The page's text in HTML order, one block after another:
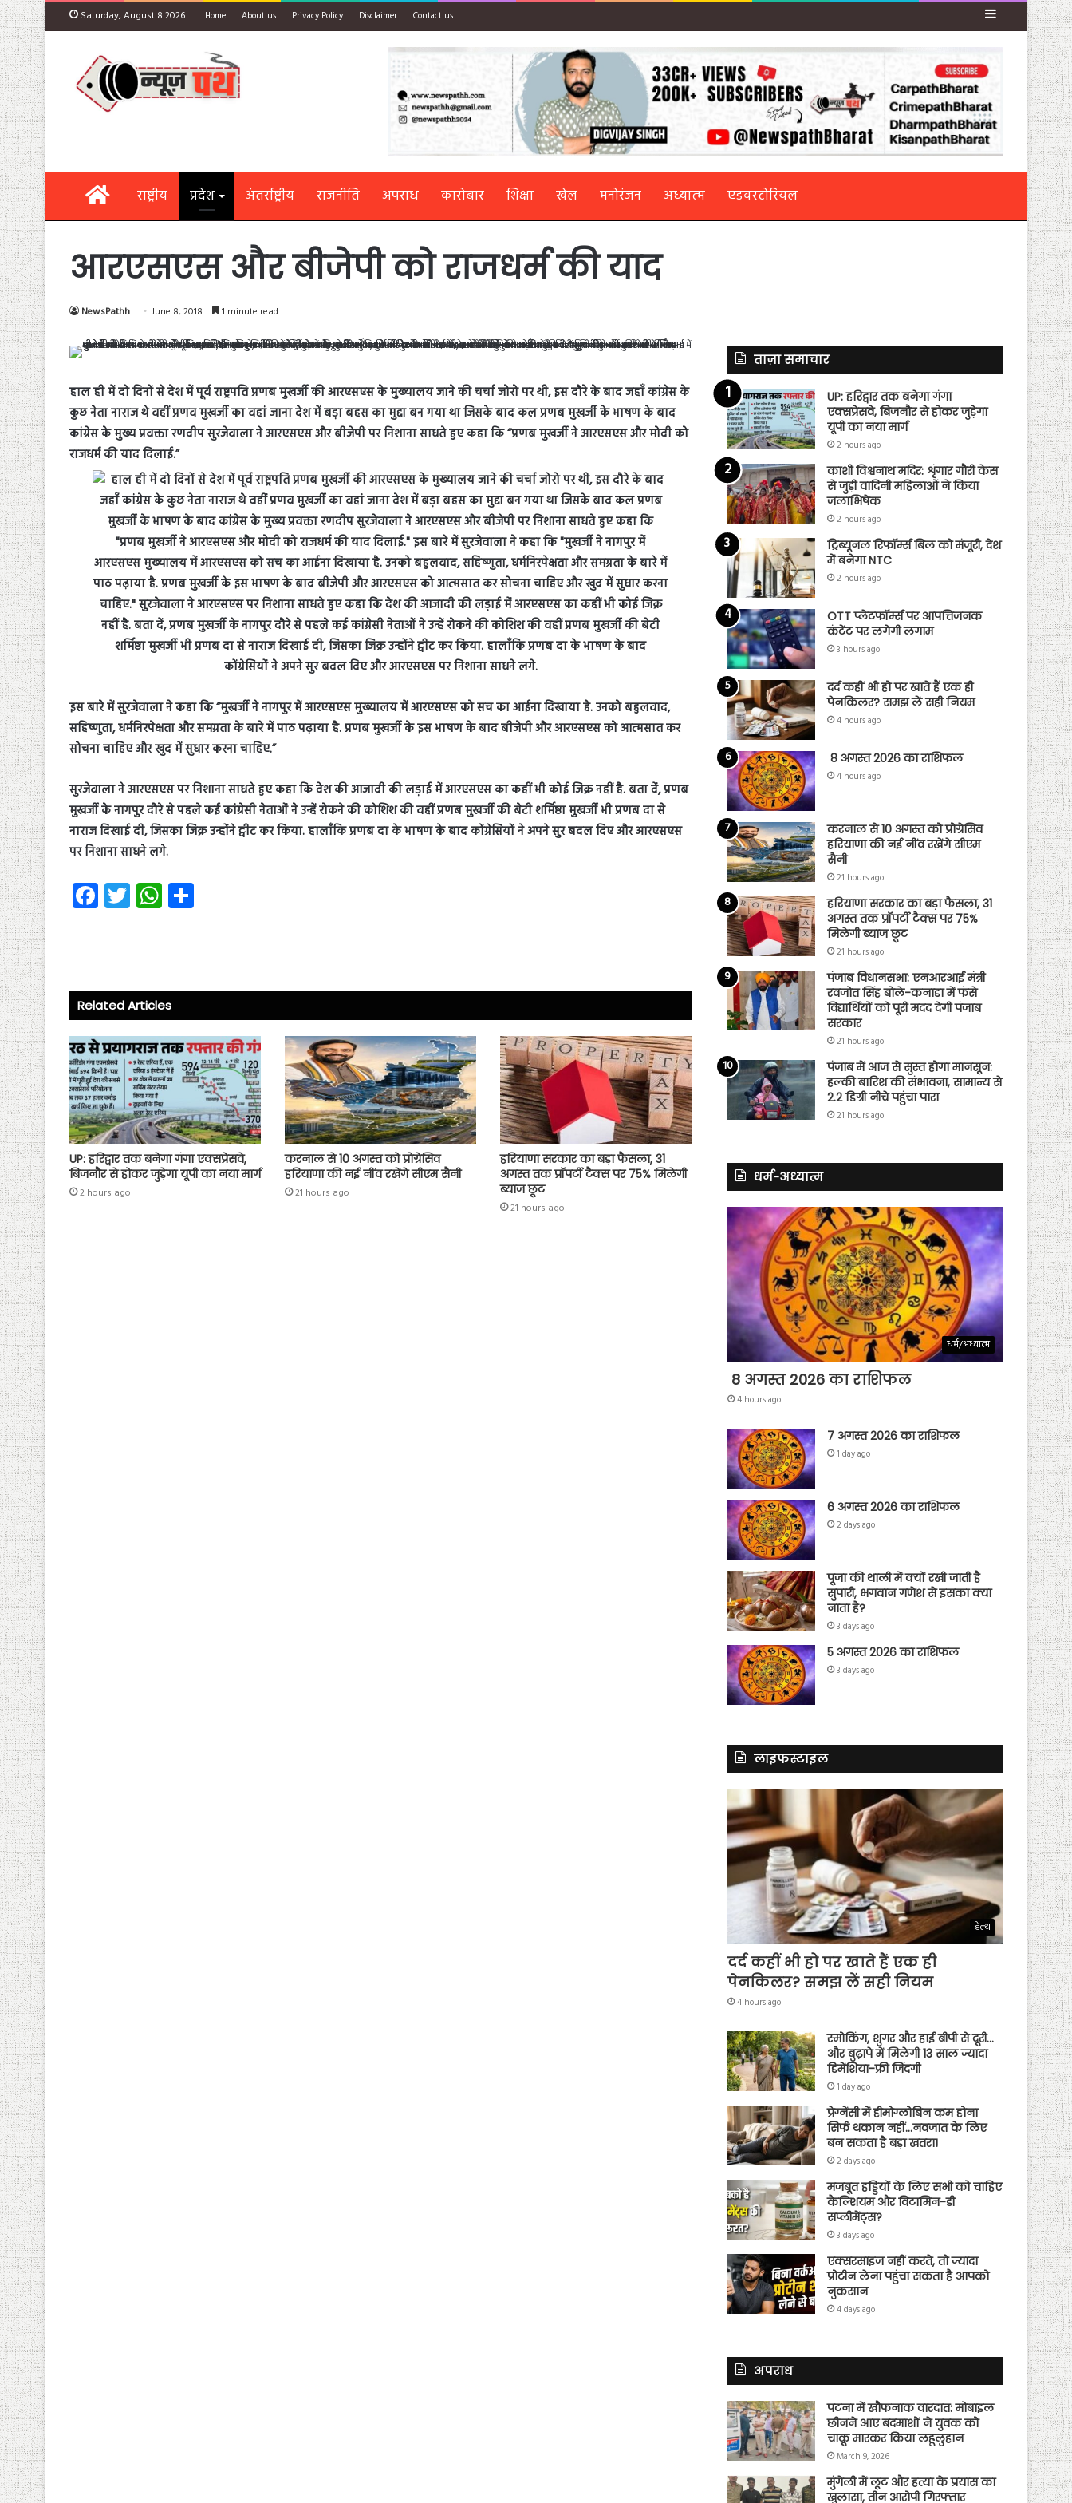
Saturday, August 8 2026 Home About us Privacy Policy Disclaimer Contact us Sidebar
Homeराष्ट्रीय प्रदेश अंतर्राष्ट्रीय राजनीति अपराध कारोबार शिक्षा खेल मनोरंजन अध्यात्म एडवरटोरियल
आरएसएस और बीजेपी को राजधर्म की याद
NewsPathh June 8, 2018 1 minute read
हाल ही में दो दिनों से देश में पूर्व राष्ट्रपति प्रणब मुखर्जी की आरएसएस के मुख्यालय जाने की चर्चा जोरो पर थी, इस दौरे के बाद जहाँ कांग्रेस के
कुछ नेता नाराज थे वहीं प्रणव मुखर्जी का वहां जाना देश में बड़ा बहस का मुद्दा बन गया था जिसके बाद कल प्रणब मुखर्जी के भाषण के बाद
कांग्रेस के मुख्य प्रवक्ता रणदीप सुरजेवाला ने आरएसएस और बीजेपी पर निशाना साधते हुए कहा कि “प्रणब मुखर्जी ने आरएसएस और मोदी को
राजधर्म की याद दिलाई.”
इस बारे में सुरजेवाला ने कहा कि “मुखर्जी ने नागपुर में आरएसएस मुख्यालय में आरएसएस को सच का आईना दिखाया है. उनको बहुलवाद,
सहिष्णुता, धर्मनिरपेक्षता और समग्रता के बारे में पाठ पढ़ाया है. प्रणब मुखर्जी के इस भाषण के बाद बीजेपी और आरएसएस को आत्मसात कर
सोचना चाहिए और खुद में सुधार करना चाहिए.”
सुरजेवाला ने आरएसएस पर निशाना साधते हुए कहा कि देश की आजादी की लड़ाई में आरएसएस का कहीं भी कोई जिक्र नहीं है. बता दें, प्रणब
मुखर्जी के नागपुर दौरे से पहले कई कांग्रेसी नेताओं ने उन्हें रोकने की कोशिश की वहीं प्रणब मुखर्जी की बेटी शर्मिष्ठा मुखर्जी भी प्रणब दा से
नाराज दिखाई दी, जिसका जिक्र उन्होंने ट्वीट कर किया. हालाँकि प्रणब दा के भाषण के बाद कोंग्रेसियों ने अपने सुर बदल दिए और आरएसएस
पर निशाना साधने लगे.
Fa
ce
ok
T
wi
W
ha
p
p
Related Articles
UP: हरिद्वार तक बनेगा गंगा एक्सप्रेसवे,
बिजनौर से होकर जुड़ेगा यूपी का नया मार्ग
2 hours ago
करनाल से 10 अगस्त को प्रोग्रेसिव
हरियाणा की नई नींव रखेंगे सीएम सैनी
21 hours ago
हरियाणा सरकार का बड़ा फैसला, 31
अगस्त तक प्रॉपर्टी टैक्स पर 75% मिलेगी
ब्याज छूट
21 hours ago
ताज़ा समाचार
UP: हरिद्वार तक बनेगा गंगा
एक्सप्रेसवे, बिजनौर से होकर जुड़ेगा
यूपी का नया मार्ग
2 hours ago
काशी विश्वनाथ मदिर: शृंगार गौरी केस
से जुड़ी वादिनी महिलाओं ने किया
जलाभिषेक
2 hours ago
ट्रिब्यूनल रिफॉर्म्स बिल को मंजूरी, देश
में बनेगा NTC
2 hours ago
OTT प्लेटफॉर्म्स पर आपत्तिजनक
कंटेंट पर लगेगी लगाम
3 hours ago
दर्द कहीं भी हो पर खाते हैं एक ही
पेनकिलर? समझ लें सही नियम
4 hours ago
8 अगस्त 2026 का राशिफल
4 hours ago
करनाल से 10 अगस्त को प्रोग्रेसिव
हरियाणा की नई नींव रखेंगे सीएम
सैनी
21 hours ago
हरियाणा सरकार का बड़ा फैसला, 31
अगस्त तक प्रॉपर्टी टैक्स पर 75%
मिलेगी ब्याज छूट
21 hours ago
पंजाब विधानसभा: एनआरआई मंत्री
रवजोत सिंह बोले-कनाडा में फंसे
विद्यार्थियों को पूरी मदद देगी पंजाब
सरकार
21 hours ago
पंजाब में आज से सुस्त होगा मानसून:
हल्की बारिश की संभावना, सामान्य से
2.2 डिग्री नीचे पहुंचा पारा
21 hours ago
धर्म-अध्यात्म
धर्म/अध्यात्म
8 अगस्त 2026 का राशिफल
4 hours ago
7 अगस्त 2026 का राशिफल
1 day ago
6 अगस्त 2026 का राशिफल
2 days ago
पूजा की थाली में क्यों रखी जाती है
सुपारी, भगवान गणेश से इसका क्या
नाता है?
3 days ago
5 अगस्त 2026 का राशिफल
3 days ago
लाइफस्टाइल
हेल्थ
दर्द कहीं भी हो पर खाते हैं एक ही
पेनकिलर? समझ लें सही नियम
4 hours ago
स्मोकिंग, शुगर और हाई बीपी से दूरी…
और बुढ़ापे में मिलेगी 13 साल ज्यादा
डिमेंशिया-फ्री जिंदगी
1 day ago
प्रेग्नेंसी में हीमोग्लोबिन कम होना
सिर्फ थकान नहीं…नवजात के लिए
बन सकता है बड़ा खतरा!
2 days ago
मजबूत हड्डियों के लिए सभी को चाहिए
कैल्शियम और विटामिन-डी
सप्लीमेंट्स?
3 days ago
एक्सरसाइज नहीं करते, तो ज्यादा
प्रोटीन लेना पहुंचा सकता है आपको
नुकसान
4 days ago
अपराध
पटना में खौफनाक वारदात: मोबाइल
छीनने आए बदमाशों ने युवक को
चाकू मारकर किया लहूलुहान
March 9, 2026
मुंगेली में लूट और हत्या के प्रयास का
खुलासा, तीन आरोपी गिरफ्तार